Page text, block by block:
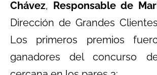
Chávez, Responsable de
Dirección de Grandes
Los primeros premios
ganadores del concurso